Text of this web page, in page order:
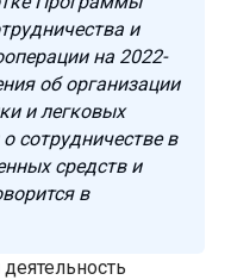
и
на 2022-
об организации
и легковых
сотрудничестве в
средств и
в